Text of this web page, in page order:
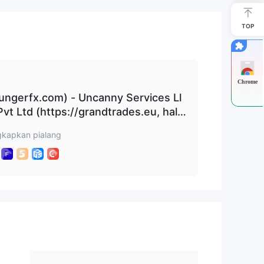
- Uncanny Services Ll
Ltd (https://grandtrades.eu, hala
- Global Success Managemen
www.gig -os.c
pialang
TOP
Chrome